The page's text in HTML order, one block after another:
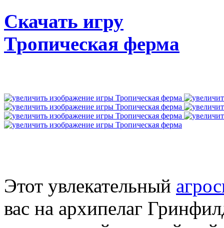
Скачать игру
Тропическая ферма
Этот увлекательный
вас на архипелаг